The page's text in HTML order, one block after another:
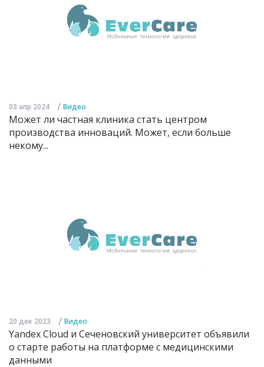
03 апр 2024 / Видео
Может ли частная клиника стать центром
производства инноваций. Может, если больше
некому...
20 дек 2023 / Видео
Yandex Cloud и Сеченовский университет объявили
о старте работы на платформе с медицинскими
данными